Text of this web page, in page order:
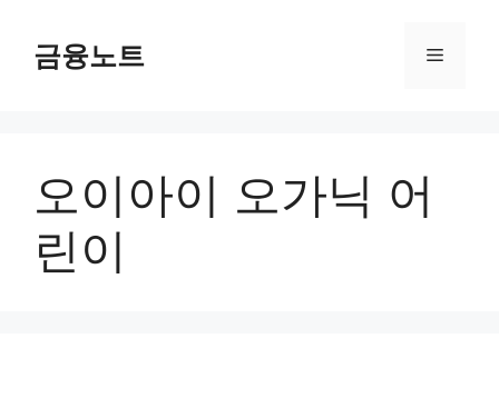
금융노트 메
오이아이 오가닉 어
린이